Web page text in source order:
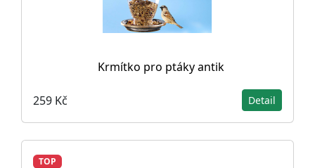
Krmítko pro ptáky antik
259 Kč Detail
TOP